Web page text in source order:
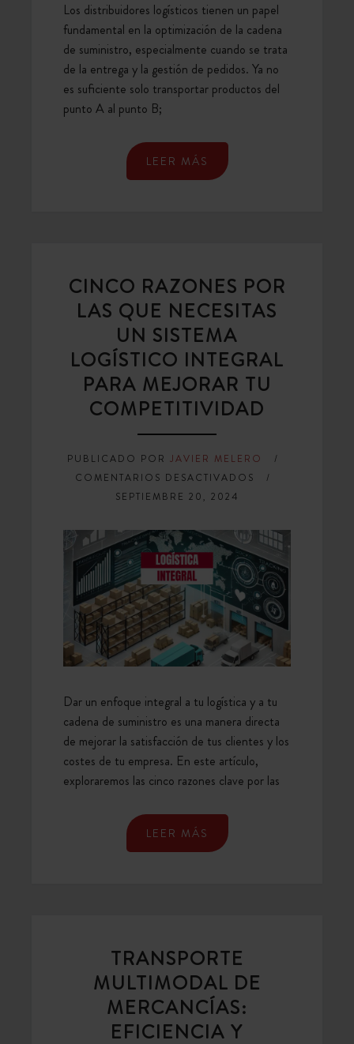
Los distribuidores logísticos tienen un papel
fundamental en la optimización de la cadena
de suministro, especialmente cuando se trata
de la entrega y la gestión de pedidos. Ya no
es suficiente solo transportar productos del
punto A al punto B;
LEER MÁS
CINCO RAZONES POR
LAS QUE NECESITAS
UN SISTEMA
LOGÍSTICO INTEGRAL
PARA MEJORAR TU
COMPETITIVIDAD
PUBLICADO POR JAVIER MELERO
COMENTARIOS DESACTIVADOS EN
POR
LAS
QUE
NECESITAS
UN
SISTEMA
LOGÍSTICO
INTEGRAL
MEJORAR
TU
COMPETITIVIDAD
SEPTIEMBRE 20, 2024
Dar un enfoque integral a tu logística y a tu
cadena de suministro es una manera directa
de mejorar la satisfacción de tus clientes y los
costes de tu empresa. En este artículo,
exploraremos las cinco razones clave por las
LEER MÁS
TRANSPORTE
MULTIMODAL DE
MERCANCÍAS:
EFICIENCIA Y